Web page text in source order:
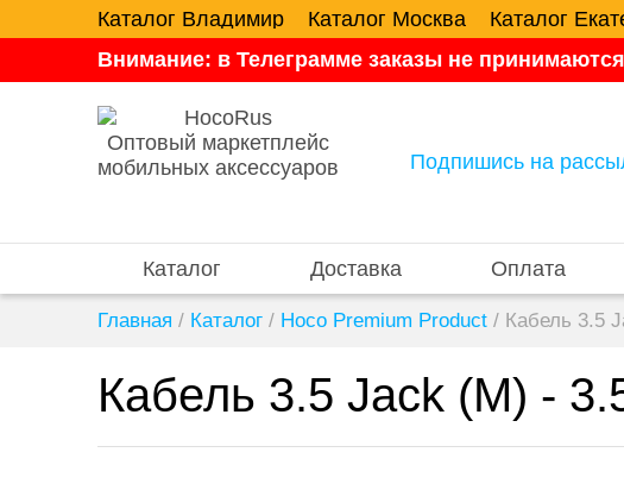
Каталог Владимир Каталог Москва Каталог
Внимание: в Телеграмме заказы не
Оптовый маркетплейс
мобильных аксессуаров
Подпишись на
Каталог Доставка Оплата
Главная / Каталог / Hoco Premium Product / Кабель 3.5
Кабель 3.5 Jack (M) -